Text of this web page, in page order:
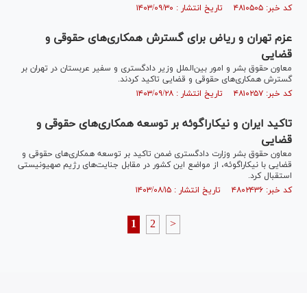
کد خبر: ۴۸۱۰۵۰۵ تاریخ انتشار : ۱۴۰۳/۰۹/۳۰
عزم تهران و ریاض برای گسترش همکاری‌های حقوقی و
قضایی
معاون حقوق بشر و امور بین‌الملل وزیر دادگستری و سفیر عربستان در تهران بر
گسترش همکاری‌های حقوقی و قضایی تاکید کردند.
کد خبر: ۴۸۱۰۲۵۷ تاریخ انتشار : ۱۴۰۳/۰۹/۲۸
تاکید ایران و نیکاراگوئه بر توسعه همکاری‌های حقوقی و
قضایی
معاون حقوق بشر وزارت دادگستری ضمن تاکید بر توسعه همکاری‌های حقوقی و
قضایی با نیکاراگوئه، از مواضع این کشور در مقابل جنایت‌های رژیم صهیونیستی
استقبال کرد.
کد خبر: ۴۸۰۲۴۳۶ تاریخ انتشار : ۱۴۰۳/۰۸/۱۵
1 2 >